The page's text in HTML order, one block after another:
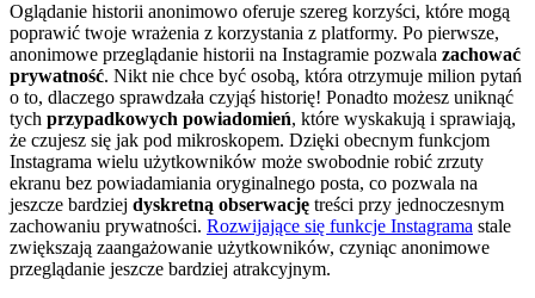
Oglądanie historii anonimowo oferuje szereg korzyści, które mogą
poprawić twoje wrażenia z korzystania z platformy. Po pierwsze,
anonimowe przeglądanie historii na Instagramie pozwala zachować
prywatność. Nikt nie chce być osobą, która otrzymuje milion pytań
o to, dlaczego sprawdzała czyjąś historię! Ponadto możesz uniknąć
tych przypadkowych powiadomień, które wyskakują i sprawiają,
że czujesz się jak pod mikroskopem. Dzięki obecnym funkcjom
Instagrama wielu użytkowników może swobodnie robić zrzuty
ekranu bez powiadamiania oryginalnego posta, co pozwala na
jeszcze bardziej dyskretną obserwację treści przy jednoczesnym
zachowaniu prywatności. Rozwijające się funkcje Instagrama stale
zwiększają zaangażowanie użytkowników, czyniąc anonimowe
przeglądanie jeszcze bardziej atrakcyjnym.